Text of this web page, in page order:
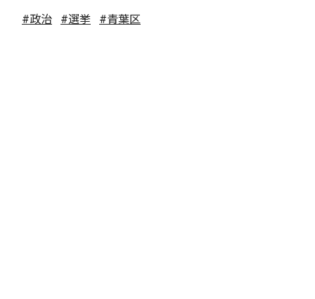
#政治 #選挙 #青葉区